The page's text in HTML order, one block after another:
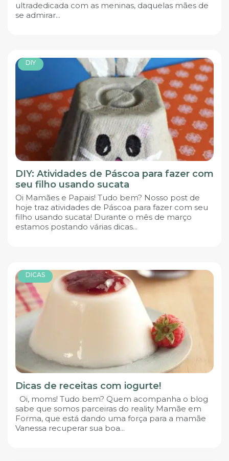
ultradedicada com as meninas, daquelas mães de
se admirar...
DIY
DIY: Atividades de Páscoa para fazer com
seu filho usando sucata
Oi Mamães e Papais! Tudo bem? Nosso post de
hoje traz atividades de Páscoa para fazer com seu
filho usando sucata! Durante o mês de março
estamos postando várias dicas...
DICAS
Dicas de receitas com iogurte!
Oi, moms! Tudo bem? Quem acompanha o blog
sabe que somos parceiras do reality Mamãe em
Forma, que está dando uma força para a mamãe
Vanessa recuperar sua boa...